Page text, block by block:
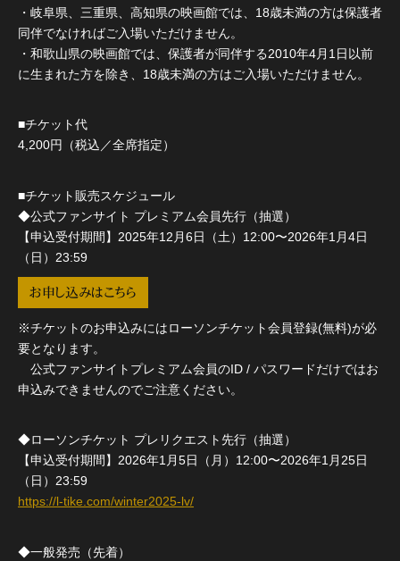
・岐阜県、三重県、高知県の映画館では、18歳未満の方は保護者
同伴でなければご入場いただけません。
・和歌山県の映画館では、保護者が同伴する2010年4月1日以前
に生まれた方を除き、18歳未満の方はご入場いただけません。
■チケット代
4,200円（税込／全席指定）
■チケット販売スケジュール
◆公式ファンサイト プレミアム会員先行（抽選）
【申込受付期間】2025年12月6日（土）12:00〜2026年1月4日
（日）23:59
お申し込みはこちら
※チケットのお申込みにはローソンチケット会員登録(無料)が必
要となります。
公式ファンサイトプレミアム会員のID / パスワードだけではお
申込みできませんのでご注意ください。
◆ローソンチケット プレリクエスト先行（抽選）
【申込受付期間】2026年1月5日（月）12:00〜2026年1月25日
（日）23:59
https://l-tike.com/winter2025-lv/
◆一般発売（先着）